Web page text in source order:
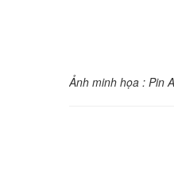
Ảnh minh họa : Pin